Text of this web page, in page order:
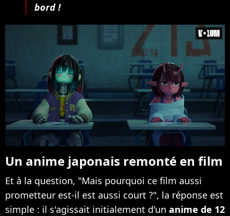
bord !
Un anime japonais remonté en film
Et à la question, "Mais pourquoi ce film aussi
prometteur est-il est aussi court ?", la réponse est
simple : il s'agissait initialement d'un anime de 12